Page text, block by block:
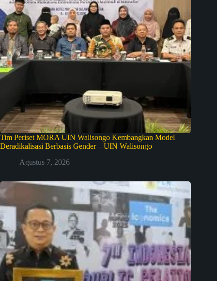
Tim Periset MORA UIN Walisongo Kembangkan Model
Deradikalisasi Berbasis Gender – UIN Walisongo
Agustus 7, 2026